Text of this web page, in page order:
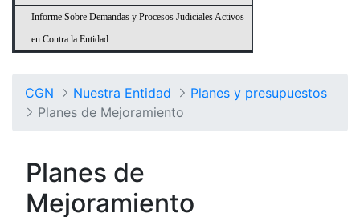
Informe Sobre Demandas y Procesos Judiciales Activos
en Contra la Entidad
CGN Nuestra Entidad
Planes y presupuestos
Planes de Mejoramiento
Planes de
Mejoramiento